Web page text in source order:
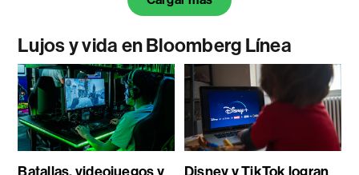
Lujos y vida en Bloomberg Línea